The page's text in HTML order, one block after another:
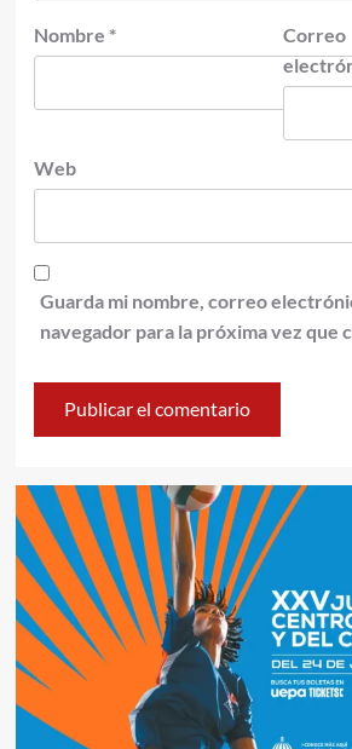
Nombre *
Correo
Web
Guarda mi nombre, correo
navegador para la próxima vez que